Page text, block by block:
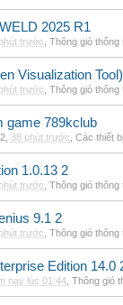
2025 R1
trước Thông gió thông
Visualization
trước Thông gió thông
game 789kclub
38 phút trước Các thiết
1.0.13 2
trước Thông gió thông
9.1 2
trước Thông gió thông
Edition 14.0
nay lúc 01:44 Thông gió